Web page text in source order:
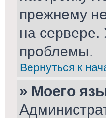
прежнему
на сервере.
проблемы.
Вернуться к
» Моего